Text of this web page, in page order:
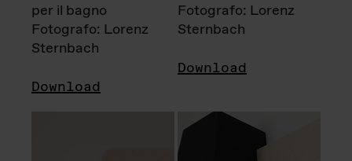
per il bagno
Fotografo: Lorenz
Sternbach
Download
Fotografo: Lorenz
Sternbach
Download